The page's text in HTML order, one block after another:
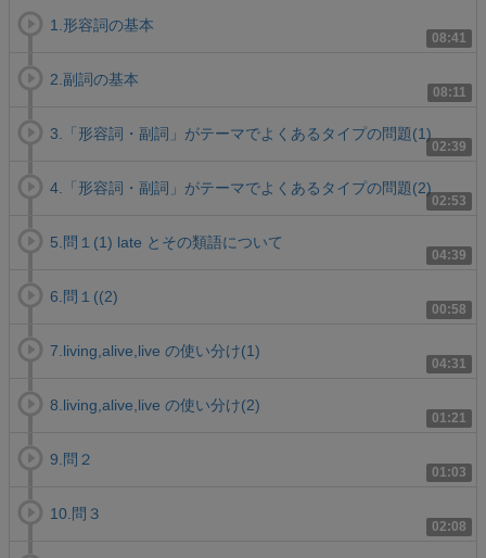
08:41
1.形容詞の基本
08:11
2.副詞の基本
02:39
3.「形容詞・副詞」がテーマでよくあるタイプの問題(1)
02:53
4.「形容詞・副詞」がテーマでよくあるタイプの問題(2)
04:39
5.問１(1) late とその類語について
00:58
6.問１((2)
04:31
7.living,alive,live の使い分け(1)
01:21
8.living,alive,live の使い分け(2)
01:03
9.問２
02:08
10.問３